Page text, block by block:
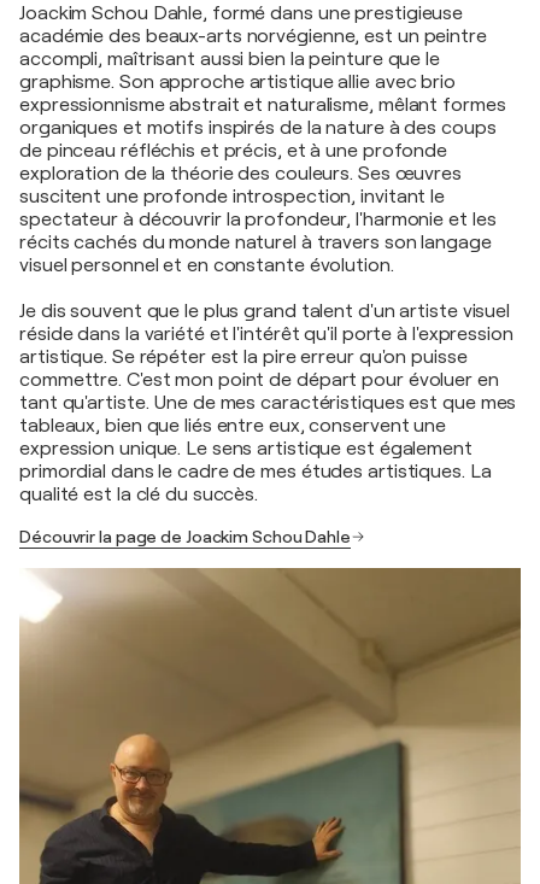
Joackim Schou Dahle, formé dans une prestigieuse
académie des beaux-arts norvégienne, est un peintre
accompli, maîtrisant aussi bien la peinture que le
graphisme. Son approche artistique allie avec brio
expressionnisme abstrait et naturalisme, mêlant formes
organiques et motifs inspirés de la nature à des coups
de pinceau réfléchis et précis, et à une profonde
exploration de la théorie des couleurs. Ses œuvres
suscitent une profonde introspection, invitant le
spectateur à découvrir la profondeur, l'harmonie et les
récits cachés du monde naturel à travers son langage
visuel personnel et en constante évolution.
Je dis souvent que le plus grand talent d'un artiste visuel
réside dans la variété et l'intérêt qu'il porte à l'expression
artistique. Se répéter est la pire erreur qu'on puisse
commettre. C'est mon point de départ pour évoluer en
tant qu'artiste. Une de mes caractéristiques est que mes
tableaux, bien que liés entre eux, conservent une
expression unique. Le sens artistique est également
primordial dans le cadre de mes études artistiques. La
qualité est la clé du succès.
Découvrir la page de Joackim Schou Dahle